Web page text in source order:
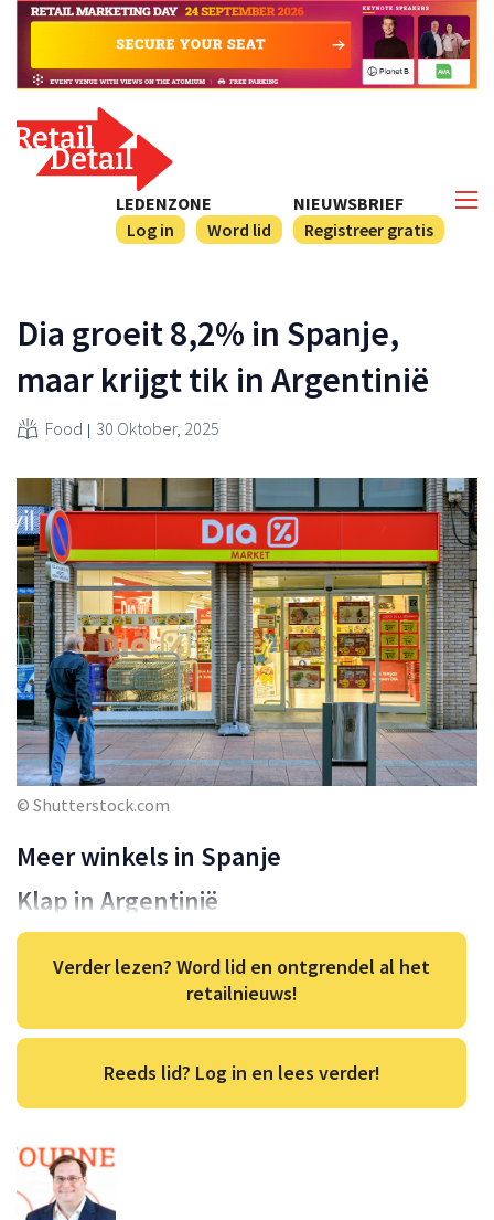
NIEUWSBRIEF
Registreer gratis
LEDENZONE
Log in
Word lid
Dia groeit 8,2% in Spanje,
maar krijgt tik in Argentinië
Food 30 Oktober, 2025
© Shutterstock.com
Meer winkels in Spanje
Klap in Argentinië
Verder lezen? Word lid en ontgrendel al het
retailnieuws!
Reeds lid? Log in en lees verder!